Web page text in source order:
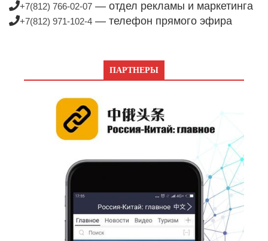
+7(812) 766-02-07 — отдел рекламы и маркетинга
+7(812) 971-102-4 — телефон прямого эфира
ПАРТНЕРЫ